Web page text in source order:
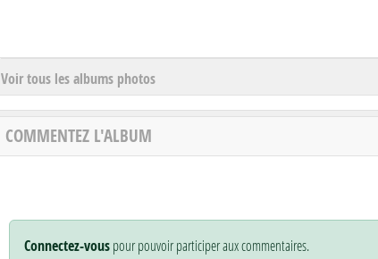
Voir tous les albums photos
COMMENTEZ L'ALBUM
Connectez-vouspour pouvoir participer aux commentaires.